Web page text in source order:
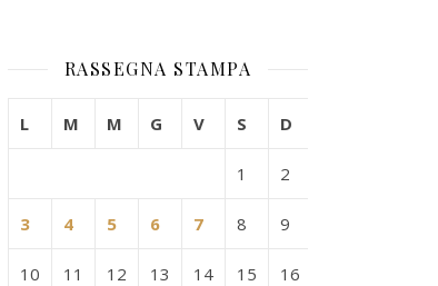
RASSEGNA STAMPA
L M M G V S D
1 2
3 4 5 6 7 8 9
10 11 12 13 14 15 16